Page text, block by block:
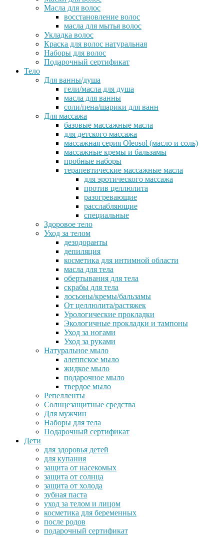
Масла для волос
восстановление волос
масла для мытья волос
Укладка волос
Краска для волос натуральная
Наборы для волос
Подарочный сертификат
Тело
Для ванны/душа
гели/масла для душа
масла для ванны
соли/пена/шарики для ванн
Для массажа
базовые массажные масла
для детского массажа
массажная серия Oleosol (масло и соль)
массажные кремы и бальзамы
пробные наборы
терапевтические массажные масла
для эротического массажа
против целлюлита
разогревающие
расслабляющие
специальные
Здоровое тело
Уход за телом
дезодоранты
депиляция
косметика для интимной области
масла для тела
обертывания для тела
скрабы для тела
лосьоны/кремы/бальзамы
От целлюлита/растяжек
Урологические прокладки
Экологичные прокладки и тампоны
Уход за ногами
Уход за руками
Натуральное мыло
алеппское мыло
жидкое мыло
подарочное мыло
твердое мыло
Репелленты
Солнцезащитные средства
Для мужчин
Наборы для тела
Подарочный сертификат
Дети
для здоровья детей
для купания
защита от насекомых
защита от солнца
защита от холода
зубная паста
уход за телом и лицом
косметика для беременных
после родов
подарочный сертификат